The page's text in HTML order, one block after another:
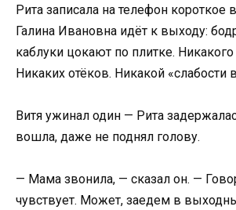
Рита записала на телефон короткое
Галина Ивановна идёт к выходу:
каблуки цокают по плитке.
Никаких отёков. Никакой «слабости
Витя ужинал один — Рита
вошла, даже не поднял голову.
— Мама звонила, — сказал он. —
чувствует. Может, заедем в